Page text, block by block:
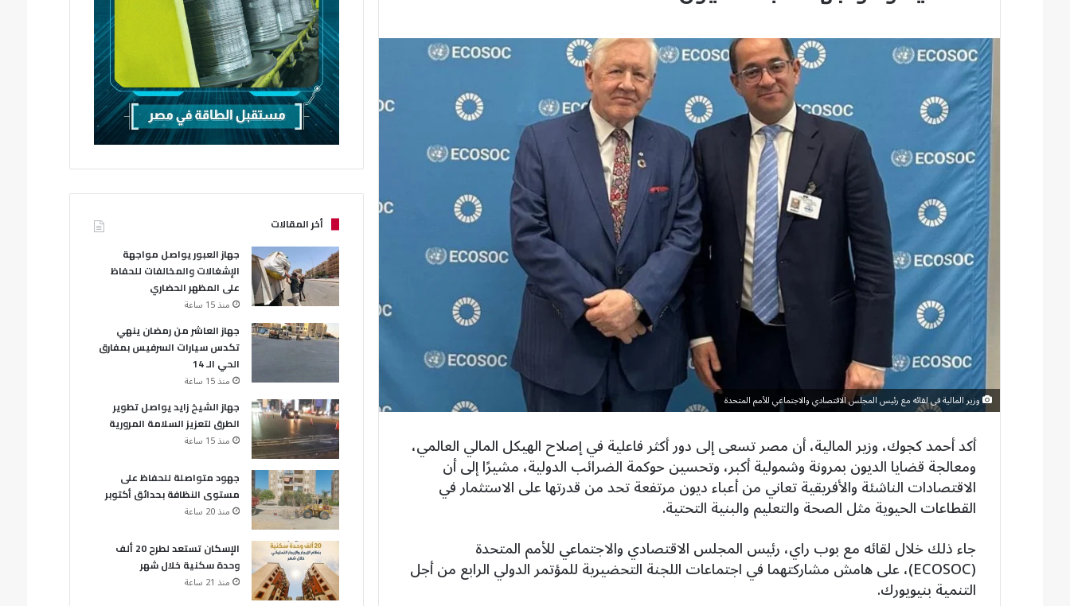
وزير المالية فى لقائه مع رئيس المجلس الاقتصادي والاجتماعي للأمم المتحدة
أكد أحمد كجوك، وزير المالية، أن مصر تسعى إلى دور أكثر فاعلية في إصلاح الهيكل المالي العالمي،
ومعالجة قضايا الديون بمرونة وشمولية أكبر، وتحسين حوكمة الضرائب الدولية، مشيرًا إلى أن
الاقتصادات الناشئة والأفريقية تعاني من أعباء ديون مرتفعة تحد من قدرتها على الاستثمار في
القطاعات الحيوية مثل الصحة والتعليم والبنية التحتية.
جاء ذلك خلال لقائه مع بوب راي، رئيس المجلس الاقتصادي والاجتماعي للأمم المتحدة
(ECOSOC)، على هامش مشاركتهما في اجتماعات اللجنة التحضيرية للمؤتمر الدولي الرابع من أجل
التنمية بنيويورك.
أخر المقالات
جهاز العبور يواصل مواجهة
الإشغالات والمخالفات للحفاظ
على المظهر الحضاري
منذ 15 ساعة
جهاز العاشر من رمضان ينهي
تكدس سيارات السرفيس بمفارق
الحي الـ 14
منذ 15 ساعة
جهاز الشيخ زايد يواصل تطوير
الطرق لتعزيز السلامة المرورية
منذ 15 ساعة
جهود متواصلة للحفاظ على
مستوى النظافة بحدائق أكتوبر
منذ 20 ساعة
الإسكان تستعد لطرح 20 ألف
وحدة سكنية خلال شهر
منذ 21 ساعة